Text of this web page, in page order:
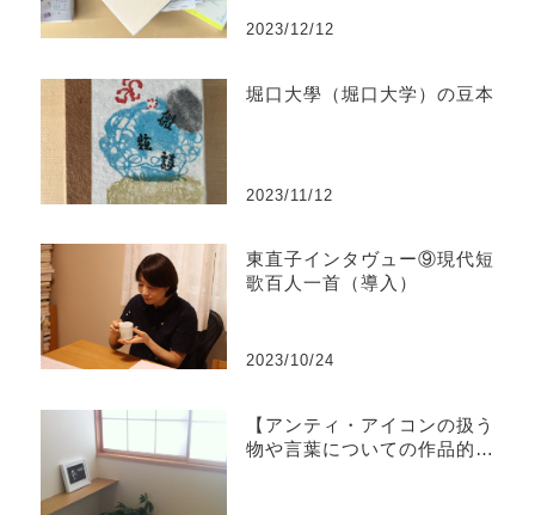
2023/12/12
堀口大學（堀口大学）の豆本
2023/11/12
東直子インタヴュー⑨現代短
歌百人一首（導入）
2023/10/24
【アンティ・アイコンの扱う
物や言葉についての作品的条